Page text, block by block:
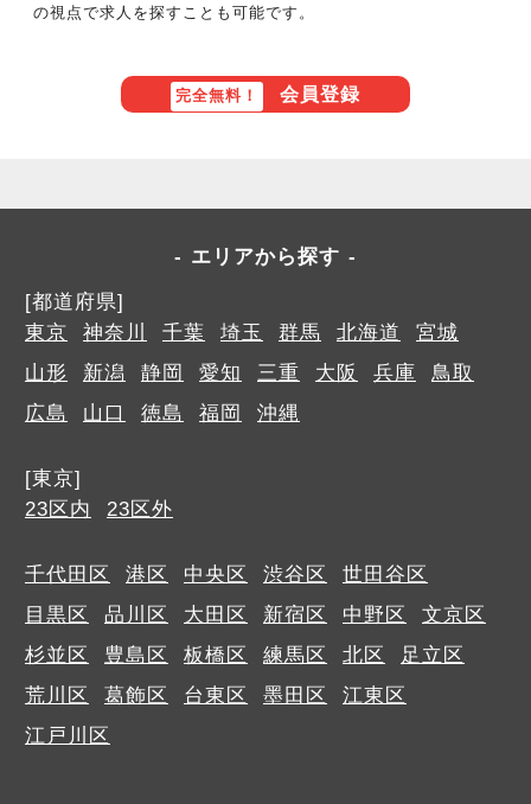
の視点で求人を探すことも可能です。
完全無料！ 会員登録
エリアから探す
[都道府県]
東京
神奈川 千葉 埼玉 群馬 北海道
宮城
山形
新潟 静岡 愛知 三重 大阪 兵庫
鳥取
広島
山口 徳島 福岡 沖縄
[東京]
23区内
23区外
千代田区 港区 中央区 渋谷区
世田谷区
目黒区
品川区 大田区 新宿区 中野区
文京区
杉並区
豊島区 板橋区 練馬区 北区
足立区
荒川区
葛飾区 台東区 墨田区
江東区
江戸川区